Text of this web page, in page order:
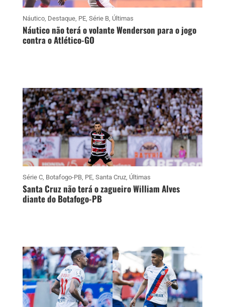
Náutico, Destaque, PE, Série B, Últimas
Náutico não terá o volante Wenderson para o jogo
contra o Atlético-GO
Série C, Botafogo-PB, PE, Santa Cruz, Últimas
Santa Cruz não terá o zagueiro William Alves
diante do Botafogo-PB